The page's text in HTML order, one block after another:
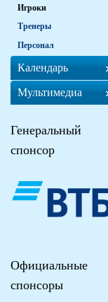
Игроки
Тренеры
Персонал
Календарь
Мультимедиа
Генеральный
спонсор
Официальные
спонсоры